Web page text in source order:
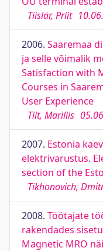
Tiislär, Priit
2006. Saaremaa
ja selle võimalik
Satisfaction with
Courses in
User Experience
Tiit, Mariliis
2007. Estonia
elektrivarustus.
section of the
Tikhonovich,
2008. Töötajate
rakendades
Magnetic MRO